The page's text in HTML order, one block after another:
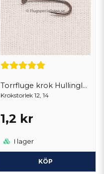
Torrfluge krok Hullinglös
Krokstorlek 12, 14
1,2 kr
I lager
KÖP